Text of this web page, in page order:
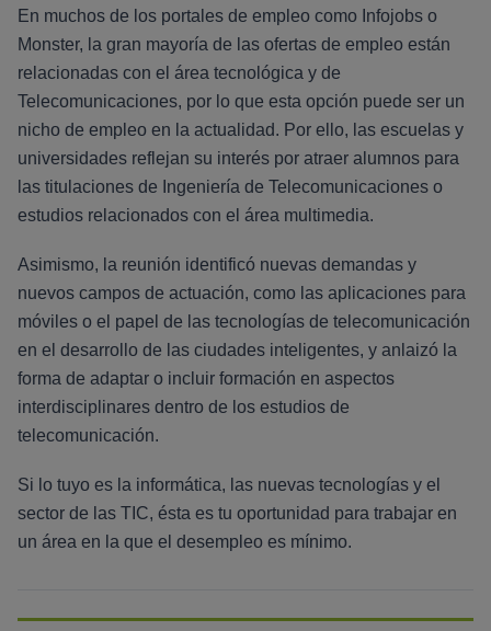
En muchos de los portales de empleo como Infojobs o
Monster, la gran mayoría de las ofertas de empleo están
relacionadas con el área tecnológica y de
Telecomunicaciones, por lo que esta opción puede ser un
nicho de empleo en la actualidad. Por ello, las escuelas y
universidades reflejan su interés por atraer alumnos para
las titulaciones de Ingeniería de Telecomunicaciones o
estudios relacionados con el área multimedia.
Asimismo, la reunión identificó nuevas demandas y
nuevos campos de actuación, como las aplicaciones para
móviles o el papel de las tecnologías de telecomunicación
en el desarrollo de las ciudades inteligentes, y anlaizó la
forma de adaptar o incluir formación en aspectos
interdisciplinares dentro de los estudios de
telecomunicación.
Si lo tuyo es la informática, las nuevas tecnologías y el
sector de las TIC, ésta es tu oportunidad para trabajar en
un área en la que el desempleo es mínimo.